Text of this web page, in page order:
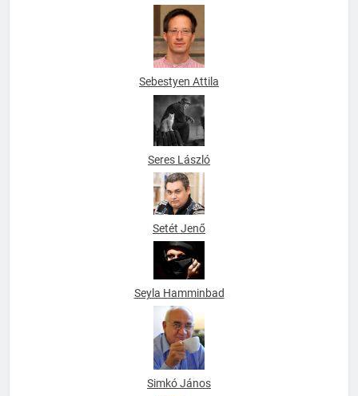
Sebestyen Attila
Seres László
Setét Jenő
Seyla Hamminbad
Simkó János